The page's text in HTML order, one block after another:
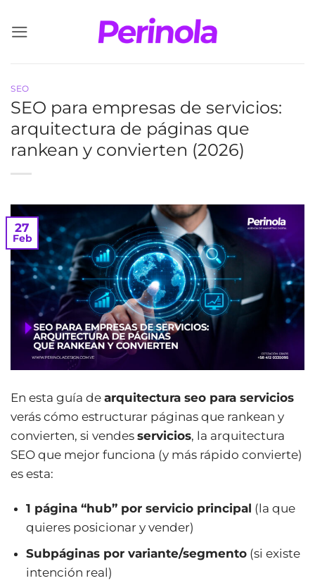
SEO
SEO para empresas de servicios:
arquitectura de páginas que
rankean y convierten (2026)
27
Feb
En esta guía de arquitectura seo para servicios
verás cómo estructurar páginas que rankean y
convierten, si vendes servicios, la arquitectura
SEO que mejor funciona (y más rápido convierte)
es esta:
1 página “hub” por servicio principal (la que
quieres posicionar y vender)
Subpáginas por variante/segmento (si existe
intención real)